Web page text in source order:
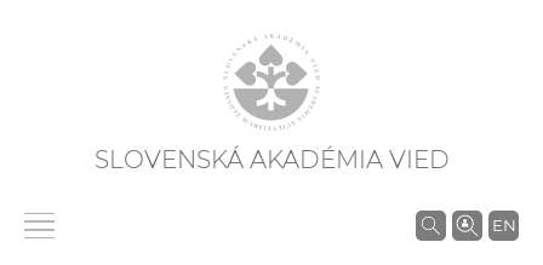
SLOVENSKÁ AKADÉMIA VIED
EN
V